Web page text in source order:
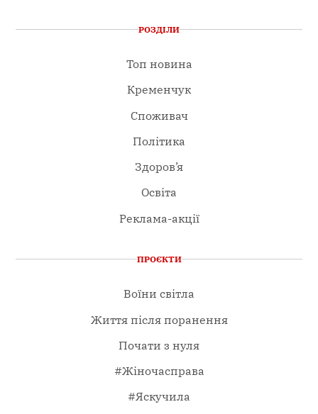
РОЗДІЛИ
Топ новина
Кременчук
Споживач
Політика
Здоров’я
Освіта
Реклама-акції
ПРОЄКТИ
Воїни світла
Життя після поранення
Почати з нуля
#Жіночасправа
#Яскучила